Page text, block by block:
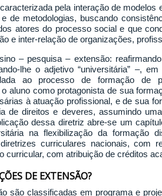
pela interação de
de metodologias, buscando
atores do processo social e que
e inter-relação de organizações,
– pesquisa – extensão:
lhe o adjetivo “universitária” –,
ao processo de formação de
aluno como protagonista de sua
à atuação profissional, e de sua
de direitos e deveres, assumindo
dessa diretriz abre-se um
na flexibilização da formação
curriculares nacionais, com
curricular, com atribuição de créditos
DE EXTENSÃO?
são classificadas em programa e